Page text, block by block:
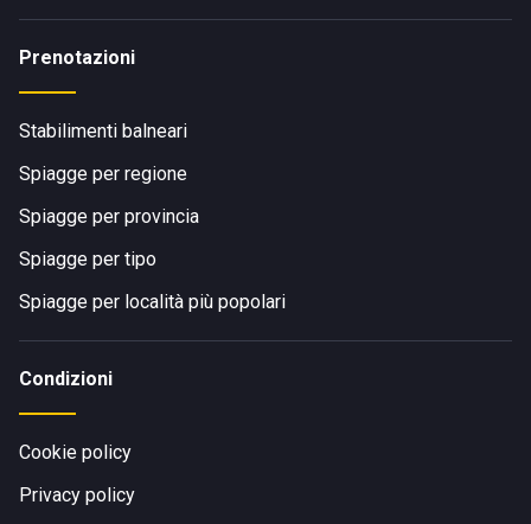
Prenotazioni
Stabilimenti balneari
Spiagge per regione
Spiagge per provincia
Spiagge per tipo
Spiagge per località più popolari
Condizioni
Cookie policy
Privacy policy